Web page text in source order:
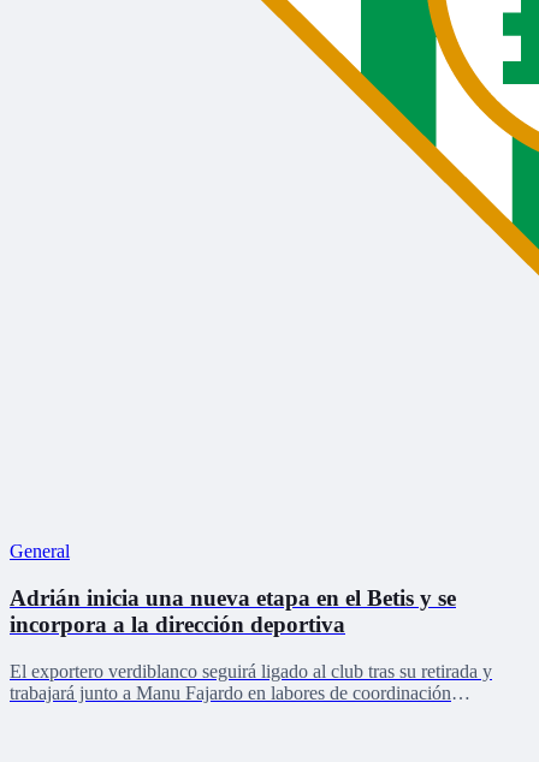
General
Adrián inicia una nueva etapa en el Betis y se
incorpora a la dirección deportiva
El exportero verdiblanco seguirá ligado al club tras su retirada y
trabajará junto a Manu Fajardo en labores de coordinación